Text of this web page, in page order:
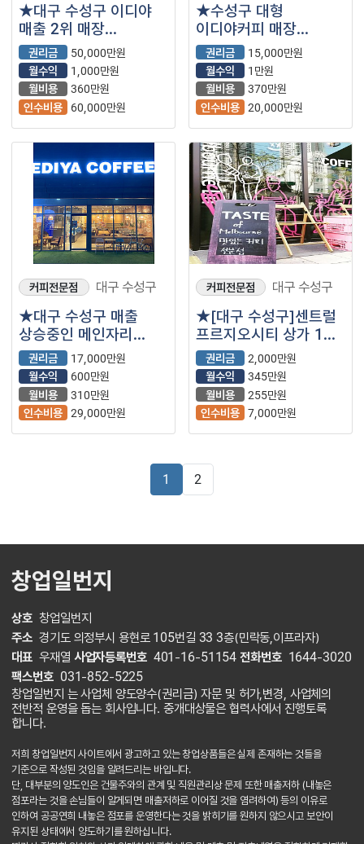
★대구 수성구 이디야
매출 2위 매장
나왔습니다 !!!★
권리금
50,000만원
월수익
1,000만원
월비용
360만원
인수비용
60,000만원
★수성구 대형
이디야커피 매장
저렴하게 나왔습니당
~★
권리금
15,000만원
월수익
1만원
월비용
370만원
인수비용 20,000만원
커피전문점 대구 수성구
★대구 수성구 매출
상승중인 메인자리
이디야 매장 나왔습니다
~★
권리금
17,000만원
월수익
600만원
월비용
310만원
인수비용 29,000만원
커피전문점 대구 수성구
★[대구 수성구]센트럴
프르지오시티 상가 1층
카페매장★
권리금
2,000만원
월수익
345만원
월비용
255만원
인수비용 7,000만원
1 2
창업일번지
상호 창업일번지
주소 경기도 의정부시 용현로 105번길 33 3층(민락동,이프라자)
대표 우재열 사업자등록번호 401-16-51154 전화번호 1644-3020
팩스번호 031-852-5225
창업일번지 는 사업체 양도양수(권리금) 자문 및 허가,변경, 사업체의
전반적 운영을 돕는 회사입니다. 중개대상물은 협력사에서 진행토록
합니다.
저희 창업일번지 사이트에서 광고하고 있는 창업상품들은 실제 존재하는 것들을
기준으로 작성된 것임을 알려드리는 바입니다.
단, 대부분의 양도인은 건물주와의 관계 및 직원관리상 문제 또한 매출저하 (내놓은
점포라는 것을 손님들이 알게되면 매출저하로 이어질 것을 염려하여) 등의 이유로
인하여 공공연희 내놓은 점포를 운영한다는 것을 밝히기를 원하지 않으시고 보안이
유지된 상태에서 양도하기를 원하십니다.